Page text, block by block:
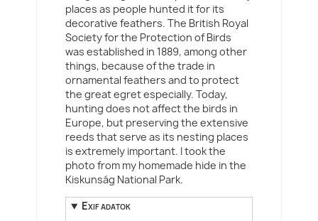
places as people hunted it for its
decorative feathers. The British Royal
Society for the Protection of Birds
was established in 1889, among other
things, because of the trade in
ornamental feathers and to protect
the great egret especially. Today,
hunting does not affect the birds in
Europe, but preserving the extensive
reeds that serve as its nesting places
is extremely important. I took the
photo from my homemade hide in the
Kiskunság National Park.
Exif adatok